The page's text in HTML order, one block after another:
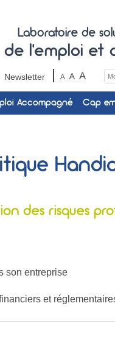
Laboratoire de
de l'emploi et
Newsletter
Accompagné Cap
des risques
son entreprise
et